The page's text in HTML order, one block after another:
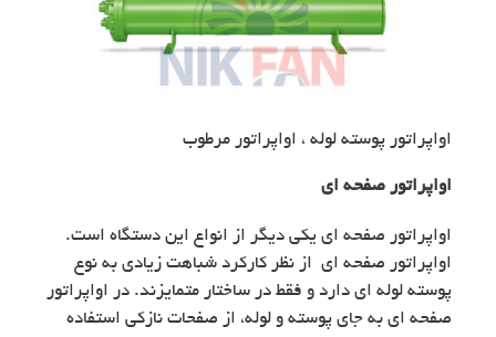
اواپراتور پوسته لوله ، اواپراتور مرطوب
اواپراتور صفحه ای
اواپراتور صفحه ای یکی دیگر از انواع این دستگاه است.
اواپراتور صفحه ای از نظر کارکرد شباهت زیادی به نوع
پوسته لوله ای دارد و فقط در ساختار متمایزند. در اواپراتور
صفحه ای به جای پوسته و لوله، از صفحات نازکی استفاده